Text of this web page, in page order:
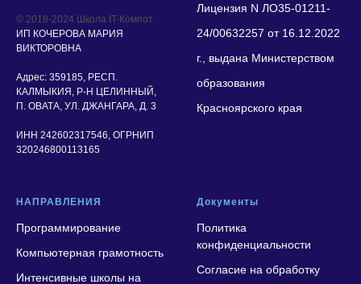
© 2018-2024 Школа IT-Компот
ИП КОЧЕРОВА МАРИЯ
ВИКТОРОВНА
Адрес: 359185, РЕСП.
КАЛМЫКИЯ, Р-Н ЦЕЛИННЫЙ,
П. ОВАТА, УЛ. ДЖАНГАРА, Д. 3
ИНН 242602317546, ОГРНИП
320246800113165
Лицензия N ЛО35-01211-
24/00632257 от 16.12.2022
г., выдана Министерством
образования
Красноярского края
НАПРАВЛЕНИЯ
Программирование
Компьютерная грамотность
Интенсивные школы на
Документы
Политика
конфиденциальности
Согласие на обработку